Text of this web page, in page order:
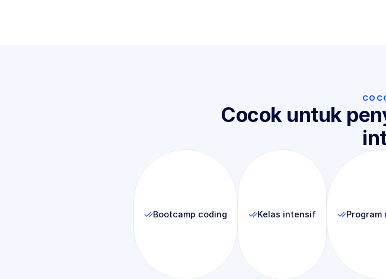
Cocok untuk
Bootcamp coding Kelas intensif Program